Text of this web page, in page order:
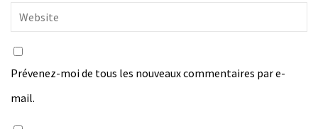
Prévenez-moi de tous les nouveaux commentaires par e-
mail.